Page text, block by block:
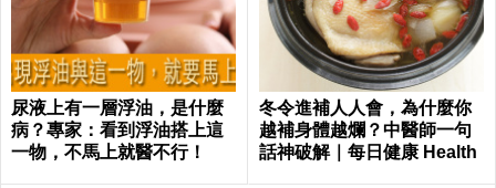
尿液上有一層浮油，是什麼
病？專家：看到浮油搭上這
一物，不馬上就醫不行！
冬令進補人人會，為什麼你
越補身體越爛？中醫師一句
話神破解｜每日健康 Health